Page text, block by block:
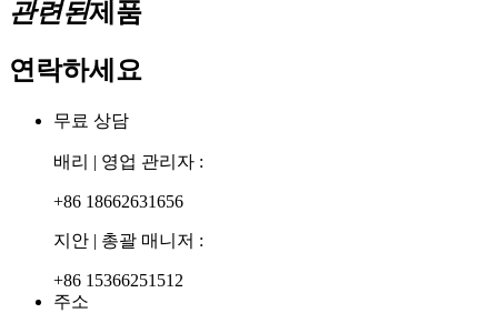
관련된제품
연락하세요
무료 상담
배리 | 영업 관리자 :
+86 18662631656
지안 | 총괄 매니저 :
+86 15366251512
주소